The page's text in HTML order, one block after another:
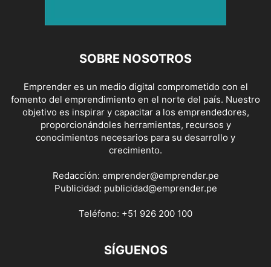
SOBRE NOSOTROS
Emprender es un medio digital comprometido con el
fomento del emprendimiento en el norte del país. Nuestro
objetivo es inspirar y capacitar a los emprendedores,
proporcionándoles herramientas, recursos y
conocimientos necesarios para su desarrollo y
crecimiento.
Redacción: emprender@emprender.pe
Publicidad: publicidad@emprender.pe
Teléfono: +51 926 200 100
SÍGUENOS